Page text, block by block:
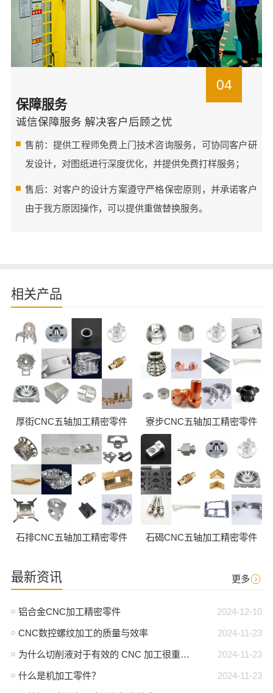
04
保障服务
诚信保障服务 解决客户后顾之忧
售前：提供工程师免费上门技术咨询服务，可协同客户研
发设计，对图纸进行深度优化，并提供免费打样服务；
售后：对客户的设计方案遵守严格保密原则，并承诺客户
由于我方原因操作，可以提供重做替换服务。
相关产品
厚街CNC五轴加工精密零件 寮步CNC五轴加工精密零件
石排CNC五轴加工精密零件 石碣CNC五轴加工精密零件
最新资讯 更多
2024-12-10
铝合金CNC加工精密零件
2024-11-23
CNC数控螺纹加工的质量与效率
2024-11-23
为什么切削液对于有效的 CNC 加工很重要？
2024-11-23
什么是机加工零件？